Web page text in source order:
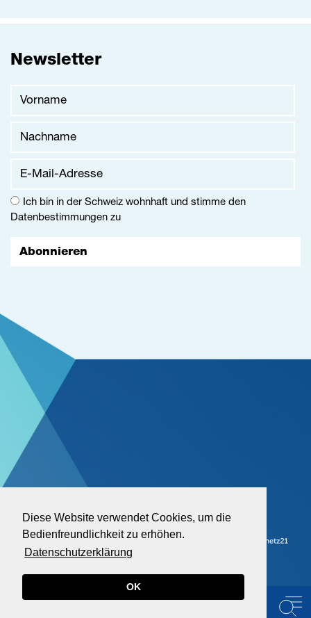
Diese Website verwendet Cookies, um die
Bedienfreundlichkeit zu erhöhen.
Datenschutzerklärung
OK
Newsletter
Abonnieren
Ich bin in der Schweiz wohnhaft und stimme den
Datenbestimmungen zu